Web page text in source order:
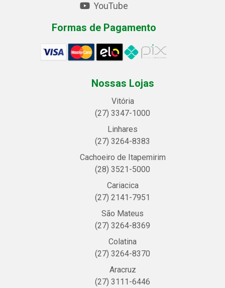
YouTube
Formas de Pagamento
Nossas Lojas
Vitória
(27) 3347-1000
Linhares
(27) 3264-8383
Cachoeiro de Itapemirim
(28) 3521-5000
Cariacica
(27) 2141-7951
São Mateus
(27) 3264-8369
Colatina
(27) 3264-8370
Aracruz
(27) 3111-6446